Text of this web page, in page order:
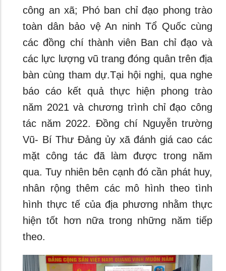
công an xã; Phó ban chỉ đạo phong trào
toàn dân bảo vệ An ninh Tổ Quốc cùng
các đồng chí thành viên Ban chỉ đạo và
các lực lượng vũ trang đóng quân trên địa
bàn cùng tham dự.Tại hội nghị, qua nghe
báo cáo kết quả thực hiện phong trào
năm 2021 và chương trình chỉ đạo công
tác năm 2022. Đồng chí Nguyễn trường
Vũ- Bí Thư Đảng ủy xã đánh giá cao các
mặt công tác đã làm được trong năm
qua. Tuy nhiên bên cạnh đó cần phát huy,
nhân rộng thêm các mô hình theo tình
hình thực tế của địa phương nhằm thực
hiện tốt hơn nữa trong những năm tiếp
theo.